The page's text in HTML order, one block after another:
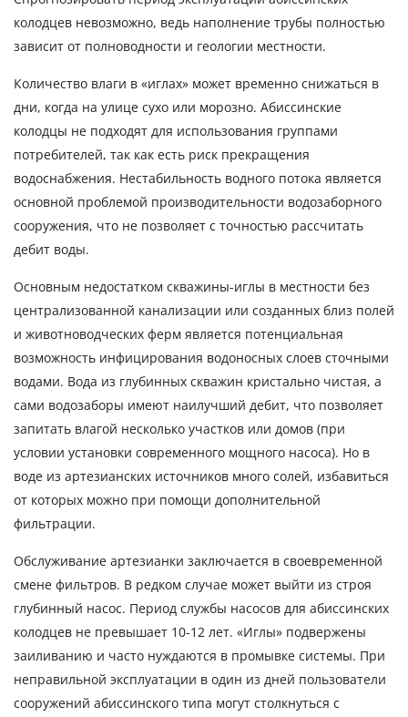
колодцев невозможно, ведь наполнение трубы полностью
зависит от полноводности и геологии местности.
Количество влаги в «иглах» может временно снижаться в
дни, когда на улице сухо или морозно. Абиссинские
колодцы не подходят для использования группами
потребителей, так как есть риск прекращения
водоснабжения. Нестабильность водного потока является
основной проблемой производительности водозаборного
сооружения, что не позволяет с точностью рассчитать
дебит воды.
Основным недостатком скважины-иглы в местности без
централизованной канализации или созданных близ полей
и животноводческих ферм является потенциальная
возможность инфицирования водоносных слоев сточными
водами. Вода из глубинных скважин кристально чистая, а
сами водозаборы имеют наилучший дебит, что позволяет
запитать влагой несколько участков или домов (при
условии установки современного мощного насоса). Но в
воде из артезианских источников много солей, избавиться
от которых можно при помощи дополнительной
фильтрации.
Обслуживание артезианки заключается в своевременной
смене фильтров. В редком случае может выйти из строя
глубинный насос. Период службы насосов для абиссинских
колодцев не превышает 10-12 лет. «Иглы» подвержены
заиливанию и часто нуждаются в промывке системы. При
неправильной эксплуатации в один из дней пользователи
сооружений абиссинского типа могут столкнуться с